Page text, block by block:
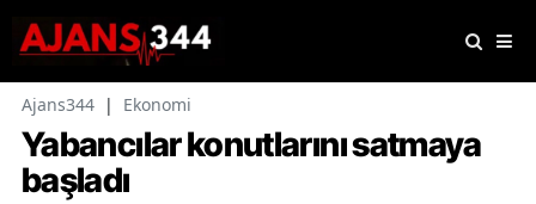
Ajans344 | Ekonomi
Yabancılar konutlarını satmaya
başladı